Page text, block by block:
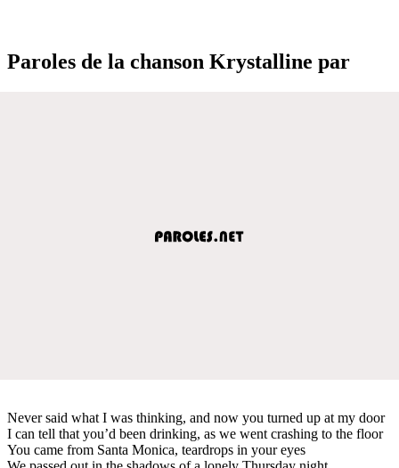
Paroles de la chanson Krystalline par
Never said what I was thinking, and now you turned up at my door
I can tell that you’d been drinking, as we went crashing to the floor
You came from Santa Monica, teardrops in your eyes